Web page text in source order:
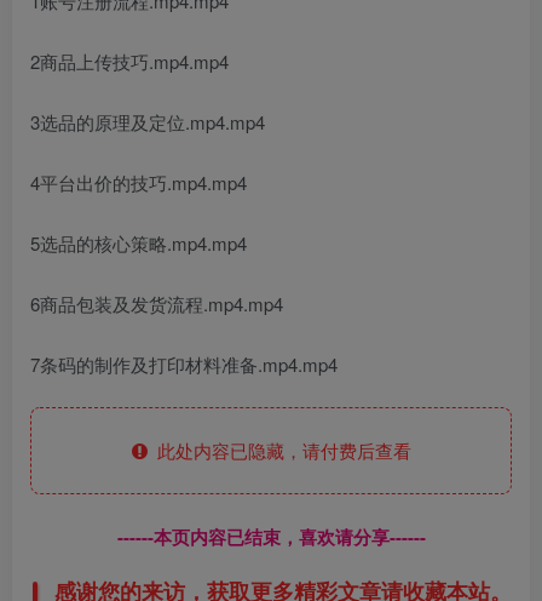
2商品上传技巧.mp4.mp4
3选品的原理及定位.mp4.mp4
4平台出价的技巧.mp4.mp4
5选品的核心策略.mp4.mp4
6商品包装及发货流程.mp4.mp4
7条码的制作及打印材料准备.mp4.mp4
此处内容已隐藏，请付费后查看
------本页内容已结束，喜欢请分享------
感谢您的来访，获取更多精彩文章请收藏本站。